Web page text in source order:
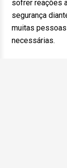
sofrer reações
segurança
muitas
necessárias.